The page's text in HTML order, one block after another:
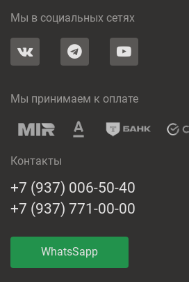
Мы в социальных сетях
Мы принимаем к оплате
Контакты
+7 (937) 006-50-40
+7 (937) 771-00-00
WhatsSapp